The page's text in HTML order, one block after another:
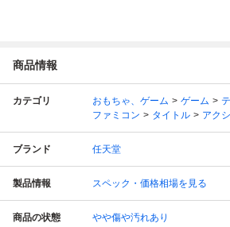
商品情報
カテゴリ おもちゃ、ゲーム ゲーム
ファミコン
タイトル アク
ブランド 任天堂
製品情報 スペック・価格相場を見る
商品の状態 やや傷や汚れあり